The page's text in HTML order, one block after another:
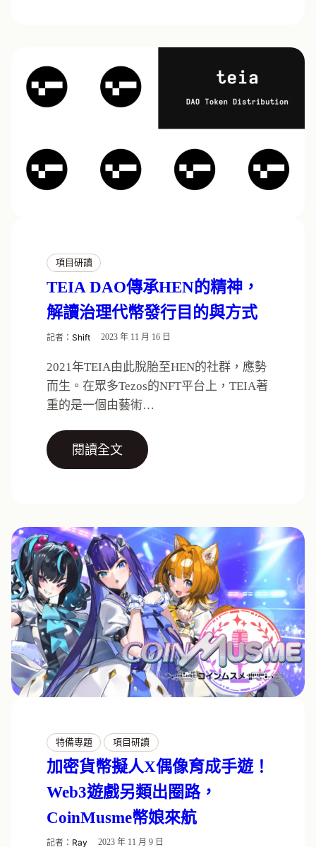
項目研讀
TEIA DAO傳承HEN的精神，
解讀治理代幣發行目的與方式
記者： Shift 2023 年 11 月 16 日
2021年TEIA由此脫胎至HEN的社群，應勢
而生。在眾多Tezos的NFT平台上，TEIA著
重的是一個由藝術…
閱讀全文
特備專題 項目研讀
加密貨幣擬人X偶像育成手遊！
Web3遊戲另類出圈路，
CoinMusme幣娘來航
記者： Ray 2023 年 11 月 9 日